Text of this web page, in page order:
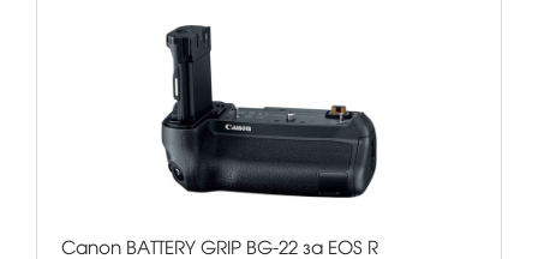
Canon BATTERY GRIP BG-22 за EOS R